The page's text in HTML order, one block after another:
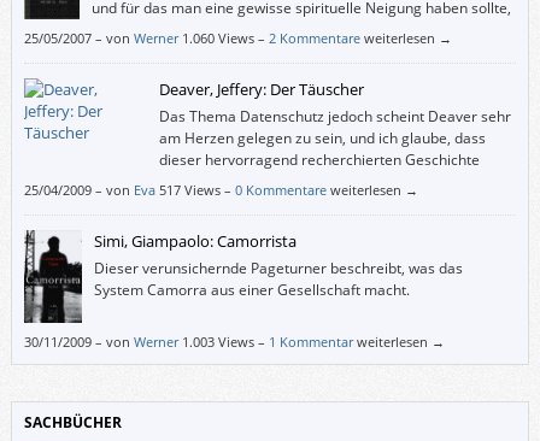
und für das man eine gewisse spirituelle Neigung haben sollte,
sonst könnte einen der Schluss so irritieren, dass man den
25/05/2007– von Werner 1.060 Views – 2 Kommentare weiterlesen →
Deaver, Jeffery: Der Täuscher
Das Thema Datenschutz jedoch scheint Deaver sehr
am Herzen gelegen zu sein, und ich glaube, dass
dieser hervorragend recherchierten Geschichte
mehr Wahres zugrunde liegt, als uns allen lieb ist.
25/04/2009– von Eva 517 Views – 0 Kommentare weiterlesen →
Simi, Giampaolo: Camorrista
Dieser verunsichernde Pageturner beschreibt, was das
System Camorra aus einer Gesellschaft macht.
30/11/2009– von Werner 1.003 Views – 1 Kommentar weiterlesen →
SACHBÜCHER